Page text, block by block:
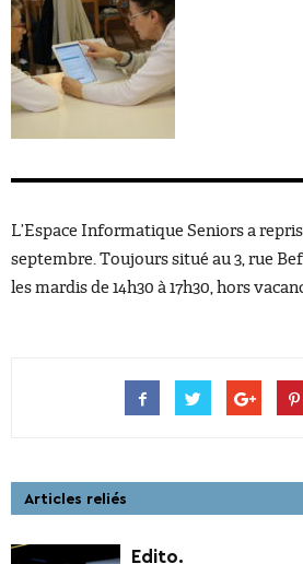
L’Espace Informatique Seniors a
septembre. Toujours situé au 3, rue
les mardis de 14h30 à 17h30, hors
Articles reliés
Edito.